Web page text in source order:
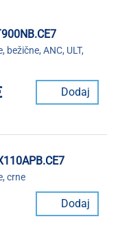
bežične, ANC, ULT,
Dodaj
crne
Dodaj